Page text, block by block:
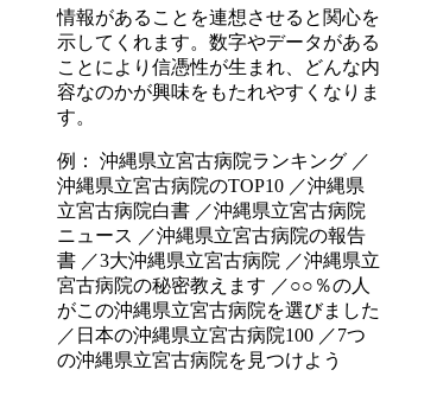
情報があることを連想させると関心を
示してくれます。数字やデータがある
ことにより信憑性が生まれ、どんな内
容なのかが興味をもたれやすくなりま
す。
例： 沖縄県立宮古病院ランキング ／
沖縄県立宮古病院のTOP10 ／沖縄県
立宮古病院白書 ／沖縄県立宮古病院
ニュース ／沖縄県立宮古病院の報告
書 ／3大沖縄県立宮古病院 ／沖縄県立
宮古病院の秘密教えます ／○○％の人
がこの沖縄県立宮古病院を選びました
／日本の沖縄県立宮古病院100 ／7つ
の沖縄県立宮古病院を見つけよう